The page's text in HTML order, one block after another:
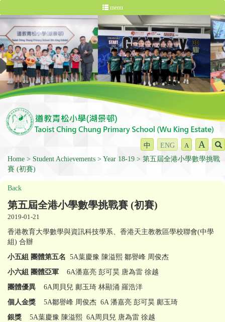
menu
中 ENG A A
Home Student Achievements Year 18-19
第五屆全港小學數學挑戰
賽 (初賽)
Back
第五屆全港小學數學挑戰賽 (初賽)
2019-01-21
香港教育大學數學與資訊科技學系、香港天主教教區學校聯會(中學
組) 合辦
小五組 團體第五名 5A葉慶豫 陳溢熙 鄒譽峰 周俊杰
小六組 團體亞軍
6A潘嘉亮 彭可昊 唐為雷 徐越
團體優異
6A周貝兒 鄺玉琦 林顯涌 羅浩洋
個人金獎 5A鄒譽峰 周俊杰 6A 潘嘉亮 彭可昊 鄺玉琦
銀獎 5A葉慶豫 陳溢熙 6A周貝兒 唐為雷 徐越